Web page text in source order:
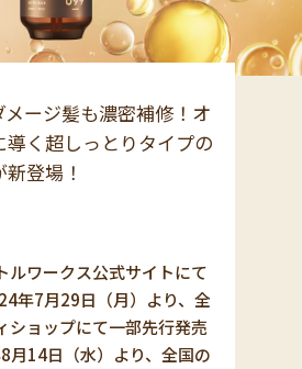
メージ髪も濃密補修！オ
導く超しっとりタイプの
登場！
ルワークス公式サイトにて
年7月29日（月）より、全
ショップにて一部先行発売
月14日（水）より、全国の